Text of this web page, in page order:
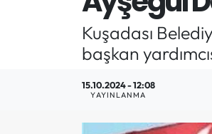
Kuşadası
başkan
15.10.2024 - 12:08
YAYINLANMA